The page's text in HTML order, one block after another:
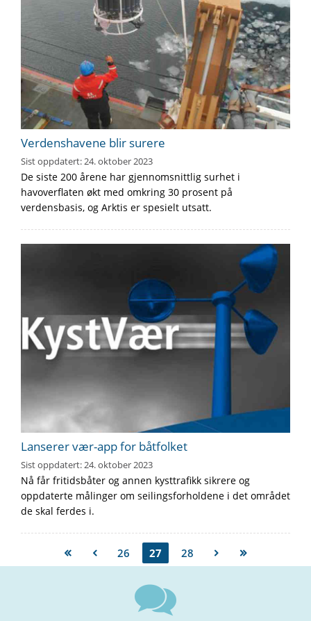
Verdenshavene blir surere
Sist oppdatert:24. oktober 2023
De siste 200 årene har gjennomsnittlig surhet i
havoverflaten økt med omkring 30 prosent på
verdensbasis, og Arktis er spesielt utsatt.
Lanserer vær-app for båtfolket
Sist oppdatert:24. oktober 2023
Nå får fritidsbåter og annen kysttrafikk sikrere og
oppdaterte målinger om seilingsforholdene i det området
de skal ferdes i.
26 27 28